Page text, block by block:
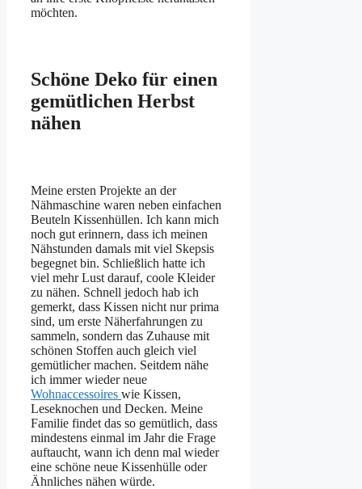
möchten.
Schöne Deko für einen
gemütlichen Herbst
nähen
Meine ersten Projekte an der
Nähmaschine waren neben einfachen
Beuteln Kissenhüllen. Ich kann mich
noch gut erinnern, dass ich meinen
Nähstunden damals mit viel Skepsis
begegnet bin. Schließlich hatte ich
viel mehr Lust darauf, coole Kleider
zu nähen. Schnell jedoch hab ich
gemerkt, dass Kissen nicht nur prima
sind, um erste Näherfahrungen zu
sammeln, sondern das Zuhause mit
schönen Stoffen auch gleich viel
gemütlicher machen. Seitdem nähe
ich immer wieder neue
Wohnaccessoires wie Kissen,
Leseknochen und Decken. Meine
Familie findet das so gemütlich, dass
mindestens einmal im Jahr die Frage
auftaucht, wann ich denn mal wieder
eine schöne neue Kissenhülle oder
Ähnliches nähen würde.